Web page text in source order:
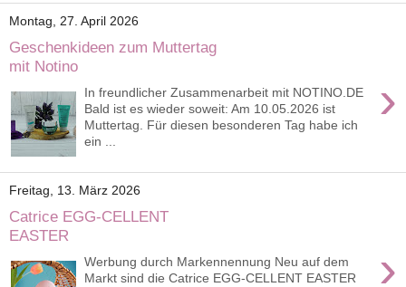
Montag, 27. April 2026
Geschenkideen zum Muttertag
mit Notino
›
In freundlicher Zusammenarbeit mit NOTINO.DE
Bald ist es wieder soweit: Am 10.05.2026 ist
Muttertag. Für diesen besonderen Tag habe ich
ein ...
Freitag, 13. März 2026
Catrice EGG-CELLENT
EASTER
›
Werbung durch Markennennung Neu auf dem
Markt sind die Catrice EGG-CELLENT EASTER